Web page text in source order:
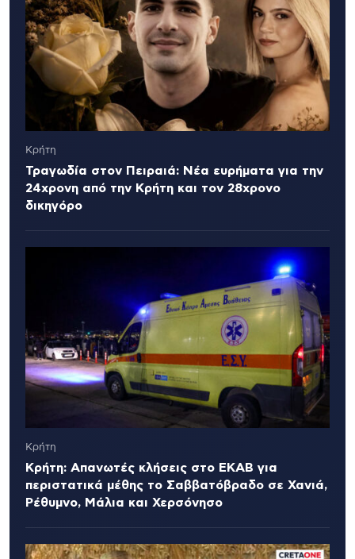
Κρήτη
Τραγωδία στον Πειραιά: Νέα ευρήματα για την
24χρονη από την Κρήτη και τον 28χρονο
δικηγόρο
Κρήτη
Κρήτη: Απανωτές κλήσεις στο ΕΚΑΒ για
περιστατικά μέθης το Σαββατόβραδο σε Χανιά,
Ρέθυμνο, Μάλια και Χερσόνησο